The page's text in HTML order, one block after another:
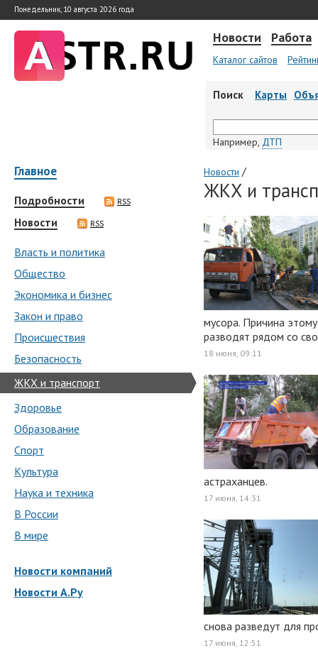
Понедельник, 10 августа 2026 года
Новости Работа
Каталог сайтов
Поиск Карты
Например, ДТП
Главное
Подробности RSS
Новости RSS
Власть и политика
Общество
Экономика и бизнес
Закон и право
Происшествия
Безопасность
ЖКХ и транспорт
Здоровье
Образование
Спорт
Культура
Наука и техника
В России
В мире
Новости компаний
Новости А.Ру
Новости /
ЖКХ и
мусора. Причина
разводят рядом со
18 июня, 09:11
астраханцев.
17 июня, 14:31
снова разведут для
17 июня, 12:51